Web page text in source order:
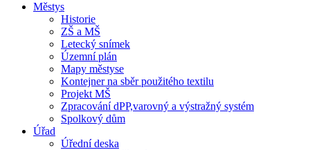
Městys
Historie
ZŠ a MŠ
Letecký snímek
Územní plán
Mapy městyse
Kontejner na sběr použitého textilu
Projekt MŠ
Zpracování dPP,varovný a výstražný systém
Spolkový dům
Úřad
Úřední deska